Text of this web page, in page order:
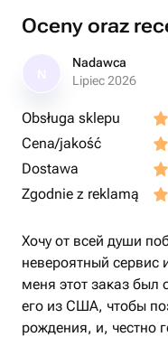
Oceny oraz
Nadawca
Lipiec 2026
Obsługa sklepu
Cena/jakość
Dostawa
Zgodnie z reklamą
Хочу от всей души
невероятный
меня этот заказ
его из США, чтобы
рождения, и, честно